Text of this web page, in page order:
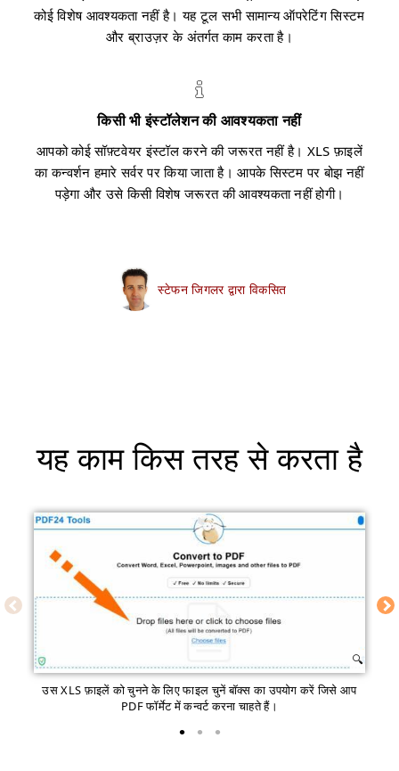
कोई विशेष आवश्यकता नहीं है। यह टूल सभी सामान्य ऑपरेटिंग सिस्टम
और ब्राउज़र के अंतर्गत काम करता है।
किसी भी इंस्टॉलेशन की आवश्यकता नहीं
आपको कोई सॉफ़्टवेयर इंस्टॉल करने की जरूरत नहीं है। XLS फ़ाइलें
का कन्वर्शन हमारे सर्वर पर किया जाता है। आपके सिस्टम पर बोझ नहीं
पड़ेगा और उसे किसी विशेष जरूरत की आवश्यकता नहीं होगी।
स्टेफन जिगलर द्वारा विकसित
यह काम किस तरह से करता है
उस XLS फ़ाइलें को चुनने के लिए फाइल चुनें बॉक्स का उपयोग करें जिसे आप
PDF फॉर्मेट में कन्वर्ट करना चाहते हैं।